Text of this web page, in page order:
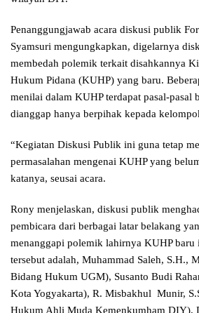
Penanggungjawab acara diskusi publik
Syamsuri mengungkapkan, digelarnya
membedah polemik terkait disahkannya
Hukum Pidana (KUHP) yang baru.
menilai dalam KUHP terdapat pasal-pasal
dianggap hanya berpihak kepada
“Kegiatan Diskusi Publik ini guna tetap
permasalahan mengenai KUHP yang
katanya, seusai acara.
Rony menjelaskan, diskusi publik
pembicara dari berbagai latar belakang
menanggapi polemik lahirnya KUHP baru
tersebut adalah, Muhammad Saleh, S.H.,
Bidang Hukum UGM), Susanto Budi
Kota Yogyakarta), R. Misbakhul Munir,
Hukum Ahli Muda Kemenkumham DIY),